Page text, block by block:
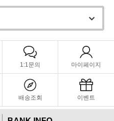
1:1문의 마이페이지
배송조회 이벤트